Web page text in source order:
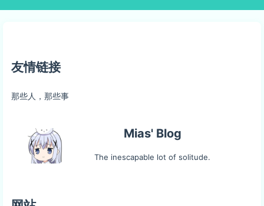
友情链接
那些人，那些事
Mias' Blog
The inescapable lot of solitude.